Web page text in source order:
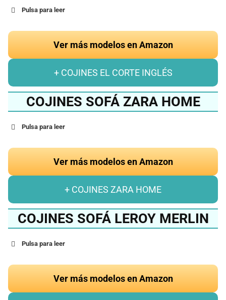
Pulsa para leer
Ver más modelos en Amazon
+ COJINES EL CORTE INGLÉS
COJINES SOFÁ ZARA HOME
Pulsa para leer
Ver más modelos en Amazon
+ COJINES ZARA HOME
COJINES SOFÁ LEROY MERLIN
Pulsa para leer
Ver más modelos en Amazon